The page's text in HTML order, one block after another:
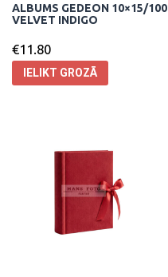
ALBUMS GEDEON 10×15/100
VELVET INDIGO
€11.80
IELIKT GROZĀ